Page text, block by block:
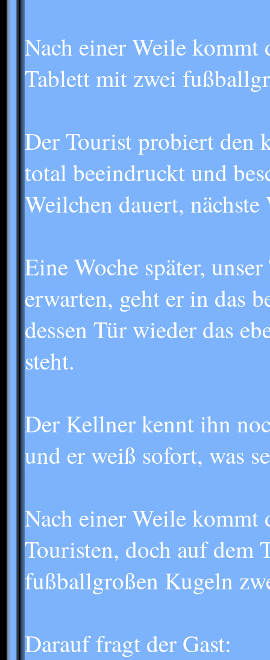
Nach einer Weile
Tablett mit zwei
Der Tourist probiert den
total beeindruckt und
Weilchen dauert,
Eine Woche später,
erwarten, geht er in das
dessen Tür wieder das
steht.
Der Kellner kennt ihn
und er weiß sofort, was
Nach einer Weile kommt
Touristen, doch auf dem
fußballgroßen Kugeln
Darauf fragt der Gast: